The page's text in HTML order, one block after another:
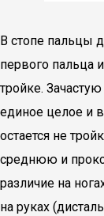
В стопе пальцы
первого пальца
тройке.
единое целое и
остается не
среднюю и
различие на
на руках